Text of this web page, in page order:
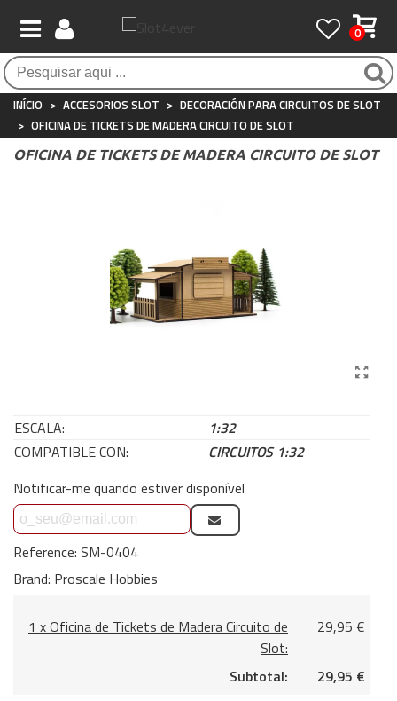
0
Atendimento ao Cliente
Whatsapp+34 697 854 500
Frete grátis / 24 horas
Para compras acima de €90
Pagamento 100% seguro
Compras seguras com SSL o tempo todo
INÍCIO > ACCESORIOS SLOT > DECORACIÓN PARA CIRCUITOS DE SLOT
> OFICINA DE TICKETS DE MADERA CIRCUITO DE SLOT
OFICINA DE TICKETS DE MADERA CIRCUITO DE SLOT
ESCALA:
1:32
COMPATIBLE CON:
CIRCUITOS 1:32
Notificar-me quando estiver disponível
Reference: SM-0404
Brand: Proscale Hobbies
1 x Oficina de Tickets de Madera Circuito de
Slot:
29,95 €
Subtotal: 29,95 €